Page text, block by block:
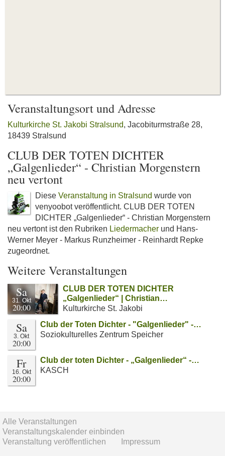
Veranstaltungsort und Adresse
Kulturkirche St. Jakobi Stralsund, Jacobiturmstraße 28,
18439 Stralsund
CLUB DER TOTEN DICHTER
„Galgenlieder“ - Christian Morgenstern
neu vertont
Diese Veranstaltung in Stralsund wurde von
venyoobot veröffentlicht. CLUB DER TOTEN
DICHTER „Galgenlieder“ - Christian Morgenstern
neu vertont ist den Rubriken Liedermacher und Hans-
Werner Meyer - Markus Runzheimer - Reinhardt Repke
zugeordnet.
Weitere Veranstaltungen
Sa
31. Okt
20:00
CLUB DER TOTEN DICHTER
„Galgenlieder“ | Christian…
Kulturkirche St. Jakobi
Sa
3. Okt
20:00
Club der Toten Dichter - "Galgenlieder" -…
Soziokulturelles Zentrum Speicher
Fr
16. Okt
20:00
Club der toten Dichter - „Galgenlieder“ -…
KASCH
Alle Veranstaltungen
Veranstaltungskalender einbinden
Veranstaltung veröffentlichen
Impressum